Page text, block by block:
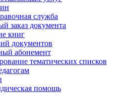
служба
заказ документа
книг
документов
абонемент
тематических списков
помощь